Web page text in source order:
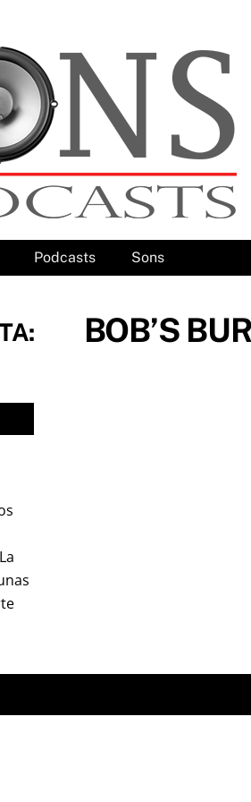
Podcasts Sons
BOB’S